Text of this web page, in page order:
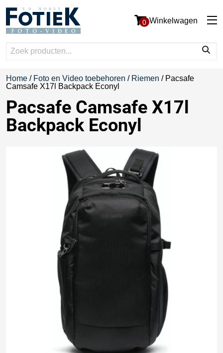
0 Winkelwagen
Home / Foto en Video toebehoren / Riemen / Pacsafe
Camsafe X17l Backpack Econyl
Pacsafe Camsafe X17l
Backpack Econyl